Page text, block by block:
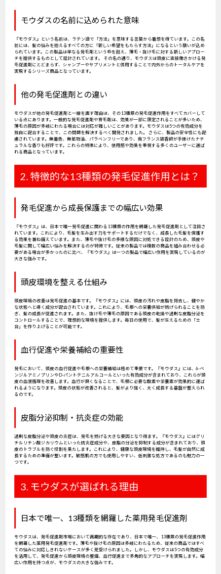
モウダスの名前に込められた意味
『モウダス』という名前は、ラテン語で「方法」を意味する言葉から着想を得ています。この名
前には、髪の悩みを抱えるすべての方に「新しい希望をもたらす方法」になるという願いが込め
られています。この製品は単なる発毛剤という枠を超え、薄毛・抜け毛に対する新しいアプロー
チを提供するものとして設計されています。 その名の通り、モウダスは頭皮に直接働きかける発
毛促進剤にとどまらず、シャンプーやサプリメントと併用することで内外からのトータルケアを
実現するシリーズ商品となっています。
他の発毛促進剤との違い
モウダスが他の発毛促進剤と一線を画す理由は、その13種類の発毛促進作用をすべてカバーして
いる点にあります。一般的な発毛促進剤や育毛剤は、効果が一部に限定されることが多いため、
薄毛の原因が多岐にわたる場合には対応が難しいことがあります。モウダスは5つの有効成分を
独自に配合することで、この問題を解決するべく開発されました。 さらに、製品の安全性にも配
慮されています。無着色、無鉱物油、パラベンフリーであり、南フランス調香師が手掛けたナチ
ュラルな香りも好評です。これらの特徴により、使用感や効果を重視する多くのユーザーに選ば
れる商品となっています。
2. 特徴的な13種類の発毛促進作用とは？
発毛促進から成長保護までの幅広い効果
『モウダス』は、日本で唯一発毛促進に関わる13種類の作用を網羅した発毛促進剤として注目さ
れています。これにより、毛髪を生み出す力をサポートするだけでなく、成長した毛髪を保護す
る効果を兼ね備えています。また、薄毛や抜け毛の多様な原因に対処できる設計のため、頭皮や
毛髪に関して幅広い悩みを解決するのが特徴です。従来の製品では複数の商品を組み合わせる必
要がある場合が多かったのに比べ、『モウダス』は一つの製品で幅広い作用を実現しているのが
大きな強みです。
頭皮環境を整える仕組み
頭皮環境の改善は発毛促進の基本です。『モウダス』には、頭皮の汚れや皮脂を除去し、健やか
な状態へと導く成分が配合されています。これにより、毛根への栄養供給が妨げられることを防
ぎ、髪の成長が促進されます。また、抜け毛や薄毛の原因である頭皮の乾燥や過剰な皮脂分泌を
コントロールすることで、理想的な環境を提供します。毎日の使用で、髪が生えるための「土
台」を作り上げることが可能です。
血行促進や栄養補給の重要性
発毛において、頭皮の血行促進や毛根への栄養補給は極めて重要です。『モウダス』には、6-ベ
ンジルアミノプリンやD-パントテニルアルコールといった有効成分が含まれており、これらが頭
皮の血液循環を改善します。血行が良くなることで、毛根に必要な酸素や栄養素が効果的に運ば
れるようになります。頭皮の状態が改善されると、髪がより強く、太く成長する基盤が整えられ
るのです。
皮脂分泌抑制・抗炎症の効能
過剰な皮脂分泌や頭皮の炎症は、発毛を妨げる大きな要因となり得ます。『モウダス』にはグリ
チルリチン酸ジカリウムといった抗炎症成分や、皮脂の分泌を抑制する成分が含まれており、頭
皮のトラブルを防ぐ役割を果たします。これにより、健康な頭皮環境を維持し、毛髪が自然に成
長するための準備が整います。敏感肌の方でも使用しやすい、低刺激な処方であるのも魅力の一
つです。
3. モウダスが選ばれる理由
日本で唯一、13種類を網羅した薬用発毛促進剤
モウダスは、発毛促進剤市場において画期的な存在であり、日本で唯一、13種類の発毛促進作用
を網羅した薬用発毛促進剤です。薄毛や抜け毛の原因は多岐にわたるため、従来の商品ではすべ
ての悩みに対応しきれないケースが多く見受けられました。しかし、モウダスは5つの有効成分
を活用して、発毛促進から頭皮環境の整備、血行促進まで多角的なアプローチを実現します。幅
広い作用を持つ点が、モウダスの大きな強みです。